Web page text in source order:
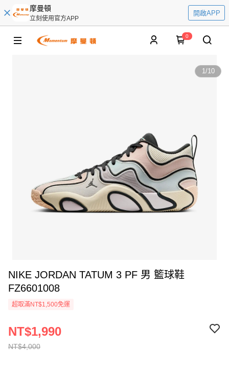
摩曼頓
立刻使用官方APP
開啟APP
0
1/10
NIKE JORDAN TATUM 3 PF 男 籃球鞋
FZ6601008
超取滿NT$1,500免運
NT$4,000
NT$1,990